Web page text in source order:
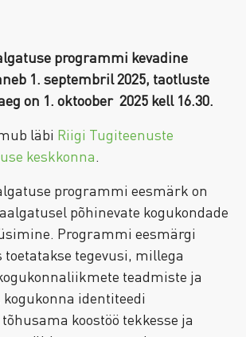
programmi kevadine
1. septembril 2025, taotluste
on 1. oktoober 2025 kell 16.30.
läbi Riigi Tugiteenuste
keskkonna.
programmi eesmärk on
põhinevate kogukondade
Programmi eesmärgi
tegevusi, millega
teadmiste ja
identiteedi
koostöö tekkesse ja